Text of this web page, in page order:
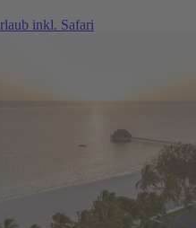
inkl. Safari